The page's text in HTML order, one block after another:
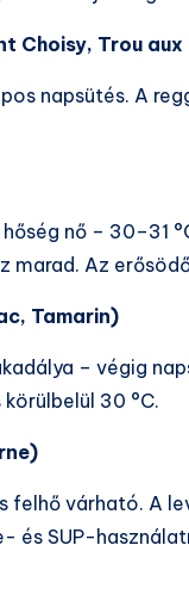
Choisy, Trou aux
napsütés. A
nő – 30–31
marad. Az
Tamarin)
– végig
30 °C.
felhő várható. A
és SUP-